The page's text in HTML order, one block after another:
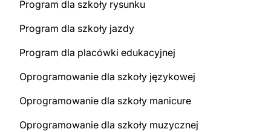
Program dla szkoły rysunku
Program dla szkoły jazdy
Program dla placówki edukacyjnej
Oprogramowanie dla szkoły językowej
Oprogramowanie dla szkoły manicure
Oprogramowanie dla szkoły muzycznej